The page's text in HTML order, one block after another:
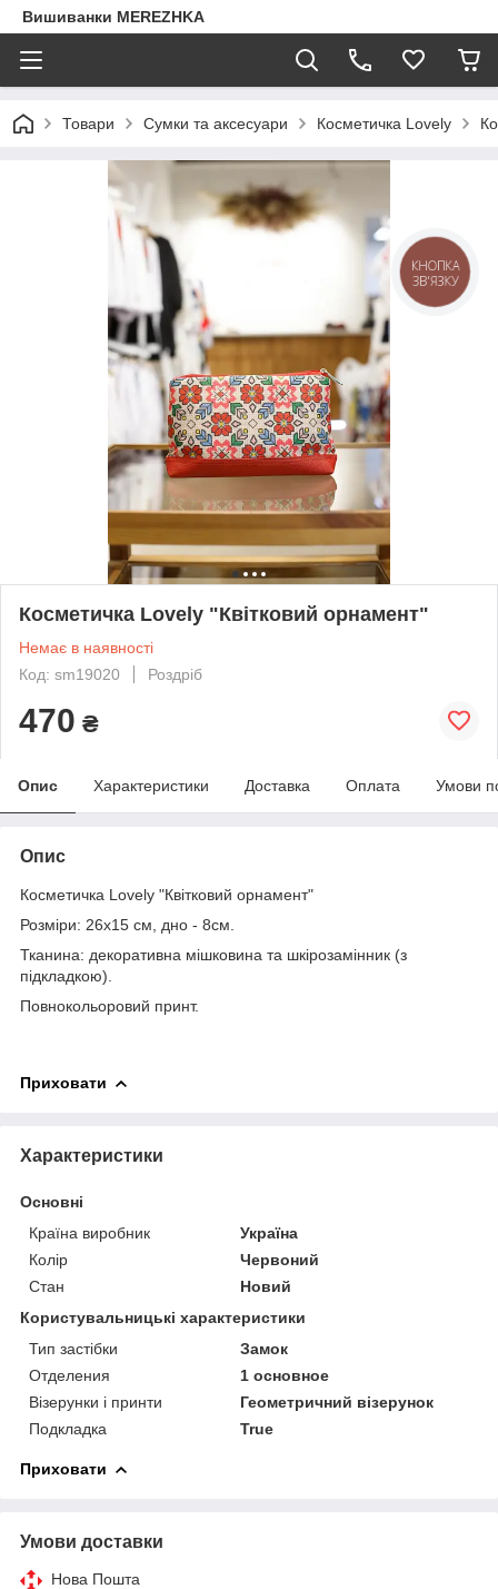
Вишиванки MEREZHKA
Товари Сумки та аксесуари Косметичка Lovely
Косметичка Lovely "Квітковий орнамент"
Немає в наявності
Код: sm19020
Роздріб
470 ₴
Опис Характеристики Доставка Оплата Умови
Опис
Косметичка Lovely "Квітковий орнамент"
Розміри: 26х15 см, дно - 8см.
Тканина: декоративна мішковина та шкірозамінник (з
підкладкою).
Повнокольоровий принт.
Приховати
Характеристики
Основні
Країна виробник
Україна
Колір
Червоний
Стан
Новий
Користувальницькі характеристики
Тип застібки
Замок
Отделения
1 основное
Візерунки і принти
Геометричний візерунок
Подкладка
True
Приховати
Умови доставки
Нова Пошта
КНОПКА
ЗВ'ЯЗКУ